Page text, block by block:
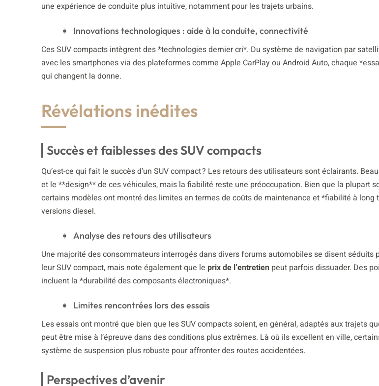
une expérience de conduite plus intuitive, notamment pour les trajets urbains.
Innovations technologiques : aide à la conduite, connectivité
Ces SUV compacts intègrent des *technologies dernier cri*. Du système de navigation par
avec les smartphones via des plateformes comme Apple CarPlay ou Android Auto, chaque
qui changent la donne.
Révélations inédites
Succès et faiblesses des SUV compacts
Qu’est-ce qui fait le succès d’un SUV compact ? Les retours des utilisateurs sont éclairants.
et le **design** de ces véhicules, mais la fiabilité reste une préoccupation. Bien que la plupart
certains modèles ont montré des limites en termes de coûts de maintenance et *fiabilité à long
versions diesel.
Analyse des retours des utilisateurs
Une majorité des consommateurs interrogés dans divers forums automobiles se disent séduits
leur SUV compact, mais note également que le prix de l’entretien peut parfois dissuader. Des
incluent la *durabilité des composants électroniques*.
Limites rencontrées lors des essais
Les essais ont montré que bien que les SUV compacts soient, en général, adaptés aux trajets
peut être mise à l’épreuve dans des conditions plus extrêmes. Là où ils excellent en ville,
système de suspension plus robuste pour affronter des routes accidentées.
Perspectives d’avenir